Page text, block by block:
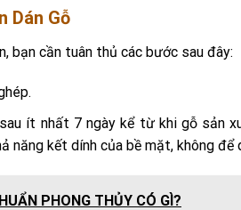
Dán Gỗ
bạn cần tuân thủ các bước sau đây:
ít nhất 7 ngày kể từ khi gỗ sản
năng kết dính của bề mặt, không để
PHONG THỦY CÓ GÌ?